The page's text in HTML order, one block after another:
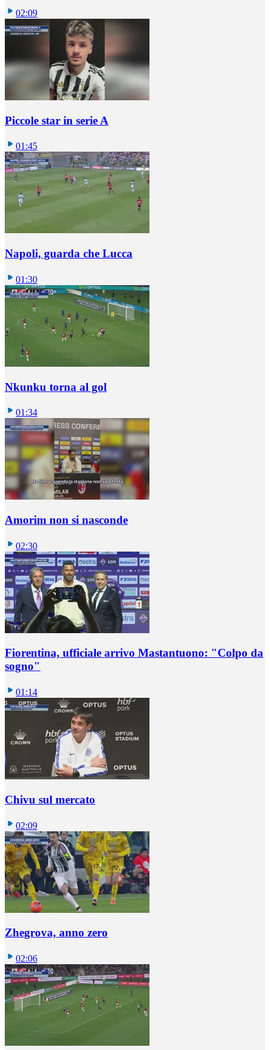
02:09
Piccole star in serie A
01:45
Napoli, guarda che Lucca
01:30
Nkunku torna al gol
01:34
Amorim non si nasconde
02:30
Fiorentina, ufficiale arrivo Mastantuono: "Colpo da
sogno"
01:14
Chivu sul mercato
02:09
Zhegrova, anno zero
02:06